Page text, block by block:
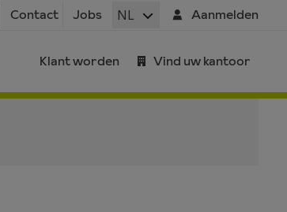
Contact Jobs NL Aanmelden
Klant worden Vind uw kantoor